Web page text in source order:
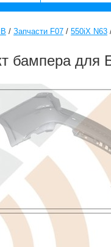
/ Запчасти F07 / 550iX N63
бампера для